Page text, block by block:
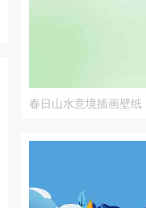
春日山水意境插画壁纸